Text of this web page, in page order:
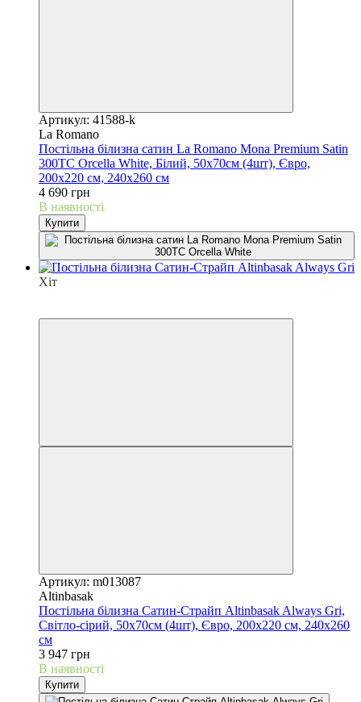
Артикул: 41588-k
La Romano
Постільна білизна сатин La Romano Mona Premium Satin
300TC Orcella White, Білий, 50х70см (4шт), Євро,
200х220 см, 240х260 см
4 690 грн
В наявності
Купити
Хіт
Артикул: m013087
Altinbasak
Постільна білизна Сатин-Страйп Altinbasak Always Gri,
Світло-сірий, 50х70см (4шт), Євро, 200х220 см, 240х260
см
3 947 грн
В наявності
Купити